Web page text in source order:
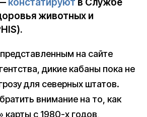
констатируют в Службе
животных и
на сайте
дикие кабаны пока не
для северных штатов.
внимание на то, как
с 1980-х годов,